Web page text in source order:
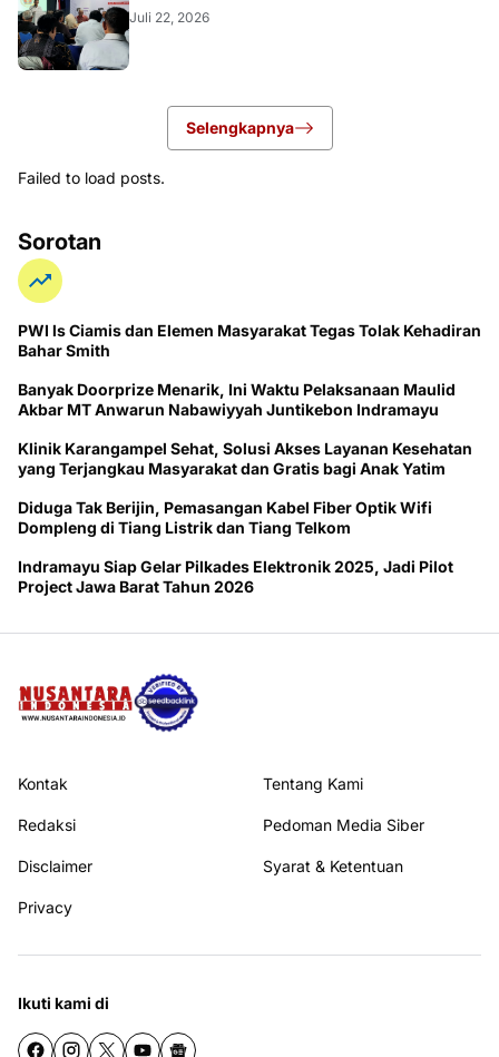
Juli 22, 2026
Selengkapnya
Failed to load posts.
Sorotan
PWI ls Ciamis dan Elemen Masyarakat Tegas Tolak Kehadiran
Bahar Smith
Banyak Doorprize Menarik, Ini Waktu Pelaksanaan Maulid
Akbar MT Anwarun Nabawiyyah Juntikebon Indramayu
Klinik Karangampel Sehat, Solusi Akses Layanan Kesehatan
yang Terjangkau Masyarakat dan Gratis bagi Anak Yatim
Diduga Tak Berijin, Pemasangan Kabel Fiber Optik Wifi
Dompleng di Tiang Listrik dan Tiang Telkom
Indramayu Siap Gelar Pilkades Elektronik 2025, Jadi Pilot
Project Jawa Barat Tahun 2026
Kontak Tentang Kami
Redaksi Pedoman Media Siber
Disclaimer Syarat & Ketentuan
Privacy
Ikuti kami di